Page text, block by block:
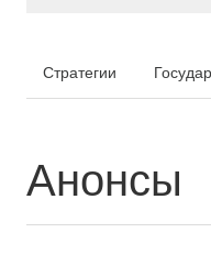
Стратегии
Анонсы